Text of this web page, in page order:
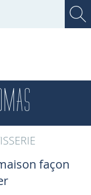
façon